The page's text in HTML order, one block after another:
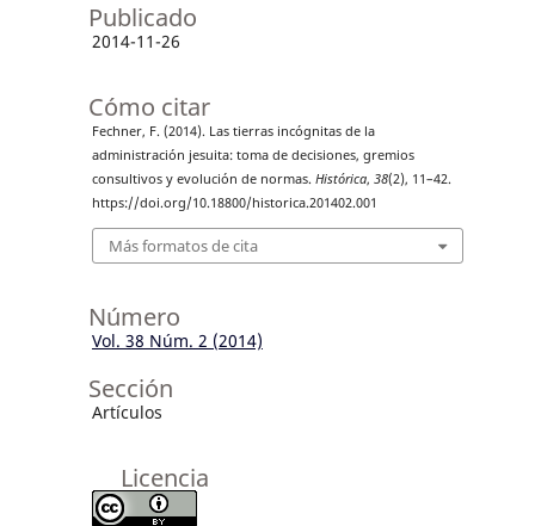
Publicado
2014-11-26
Cómo citar
Fechner, F. (2014). Las tierras incógnitas de la
administración jesuita: toma de decisiones, gremios
consultivos y evolución de normas. Histórica, 38(2), 11–42.
https://doi.org/10.18800/historica.201402.001
Más formatos de cita
Número
Vol. 38 Núm. 2 (2014)
Sección
Artículos
Licencia